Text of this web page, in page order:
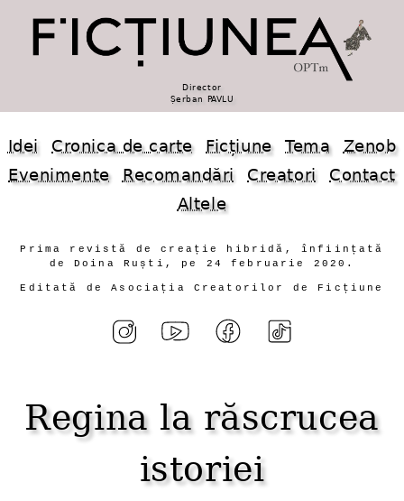
Director
Șerban PAVLU
Idei Cronica de carte Ficțiune Tema
Zenob
Evenimente
Recomandări Creatori
Contact
Altele
Prima revistă de creație hibridă, înființată
de Doina Ruști, pe 24 februarie 2020.
Editată de Asociația Creatorilor de Ficțiune
Regina la răscrucea
istoriei